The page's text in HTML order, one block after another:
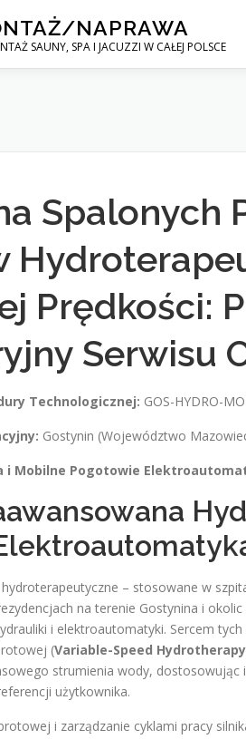
NAPRAWA
SAUNY, SPA I JACUZZI W CAŁEJ POLSCE
Spalonych
Prędkości:
Serwisu
Technologicznej: GOS-HYDRO-
Gostynin (Województwo
i Mobilne Pogotowie
– stosowane w
na terenie Gostynina i
i elektroautomatyki. Sercem
(Variable-Speed
strumienia wody,
użytkownika.
i zarządzanie cyklami pracy